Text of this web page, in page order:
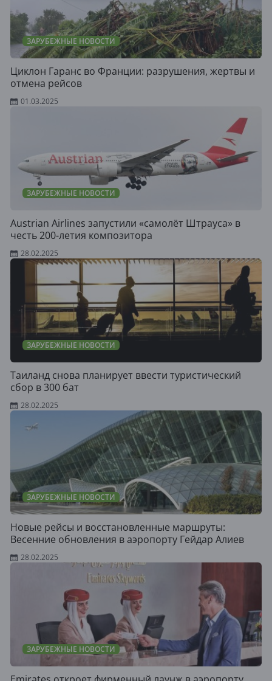
ЗАРУБЕЖНЫЕ НОВОСТИ
Циклон Гаранс во Франции: разрушения, жертвы и
отмена рейсов
01.03.2025
ЗАРУБЕЖНЫЕ НОВОСТИ
Austrian Airlines запустили «самолёт Штрауса» в
честь 200-летия композитора
28.02.2025
ЗАРУБЕЖНЫЕ НОВОСТИ
Таиланд снова планирует ввести туристический
сбор в 300 бат
28.02.2025
ЗАРУБЕЖНЫЕ НОВОСТИ
Новые рейсы и восстановленные маршруты:
Весенние обновления в аэропорту Гейдар Алиев
28.02.2025
ЗАРУБЕЖНЫЕ НОВОСТИ